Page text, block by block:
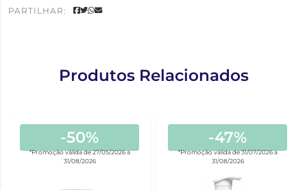
PARTILHAR:
Produtos Relacionados
-50%
*Promoção válida de 27/05/2026 a
31/08/2026
-47%
*Promoção válida de 31/07/2026 a
31/08/2026